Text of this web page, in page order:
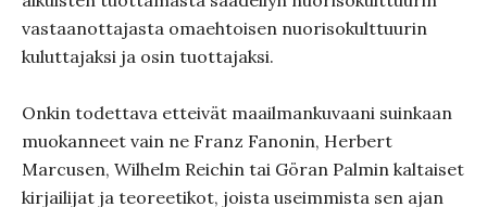
vastaanottajasta omaehtoisen nuorisokulttuurin
kuluttajaksi ja osin tuottajaksi.
Onkin todettava etteivät maailmankuvaani suinkaan
muokanneet vain ne Franz Fanonin, Herbert
Marcusen, Wilhelm Reichin tai Göran Palmin kaltaiset
kirjailijat ja teoreetikot, joista useimmista sen ajan